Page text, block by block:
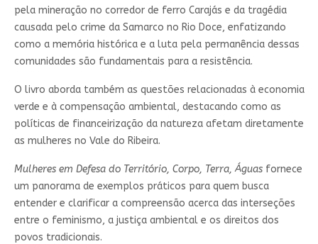
pela mineração no corredor de ferro Carajás e da tragédia
causada pelo crime da Samarco no Rio Doce, enfatizando
como a memória histórica e a luta pela permanência dessas
comunidades são fundamentais para a resistência.
O livro aborda também as questões relacionadas à economia
verde e à compensação ambiental, destacando como as
políticas de financeirização da natureza afetam diretamente
as mulheres no Vale do Ribeira.
Mulheres em Defesa do Território, Corpo, Terra, Águasfornece
um panorama de exemplos práticos para quem busca
entender e clarificar a compreensão acerca das interseções
entre o feminismo, a justiça ambiental e os direitos dos
povos tradicionais.